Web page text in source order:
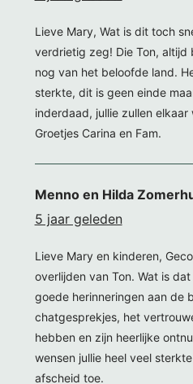
Lieve Mary, Wat is dit toch
verdrietig zeg! Die Ton, altijd
nog van het beloofde land.
sterkte, dit is geen einde
inderdaad, jullie zullen
Groetjes Carina en Fam.
Menno en Hilda
5 jaar geleden
Lieve Mary en kinderen,
overlijden van Ton. Wat is
goede herinneringen aan de
chatgesprekjes, het
hebben en zijn heerlijke
wensen jullie heel veel
afscheid toe.